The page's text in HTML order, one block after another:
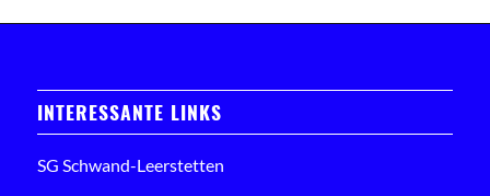
INTERESSANTE LINKS
SG Schwand-Leerstetten